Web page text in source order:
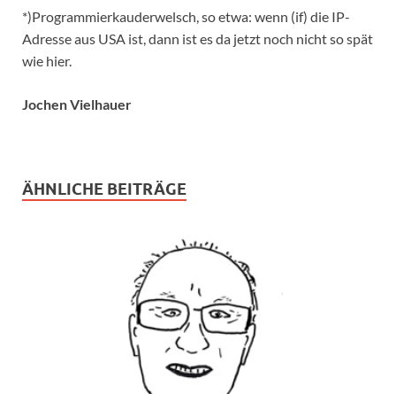
*)Programmierkauderwelsch, so etwa: wenn (if) die IP-
Adresse aus USA ist, dann ist es da jetzt noch nicht so spät
wie hier.
Jochen Vielhauer
ÄHNLICHE BEITRÄGE